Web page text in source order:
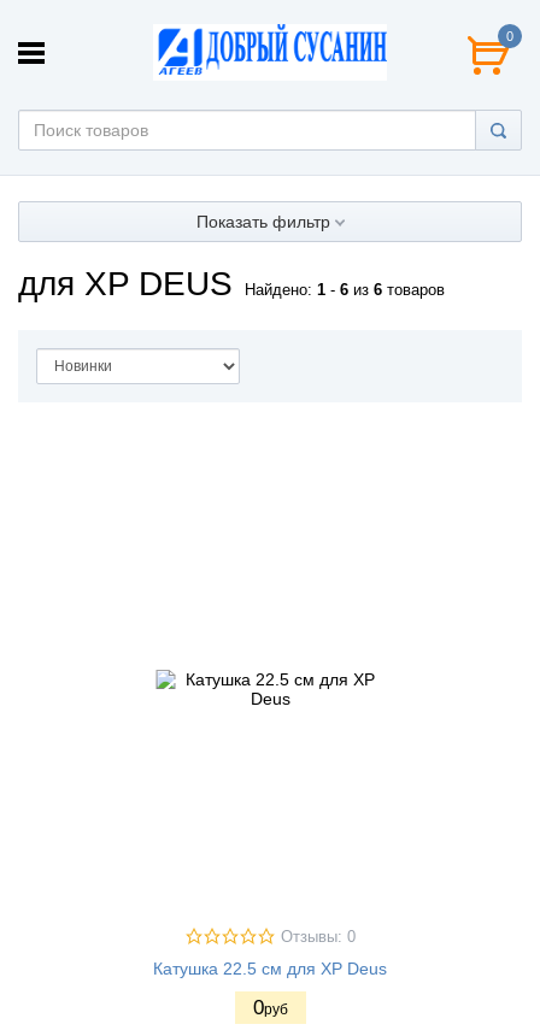
0
Показать фильтр
для XP DEUS Найдено: 1 - 6 из 6 товаров
Отзывы: 0
Катушка 22.5 см для XP Deus
0руб